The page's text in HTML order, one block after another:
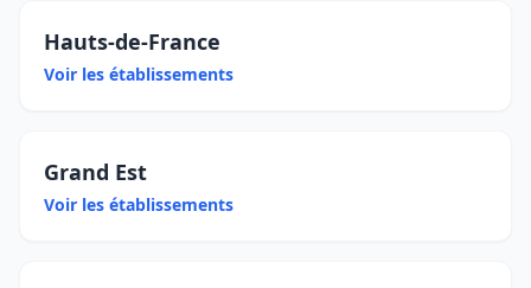
Hauts-de-France
Voir les établissements
Grand Est
Voir les établissements